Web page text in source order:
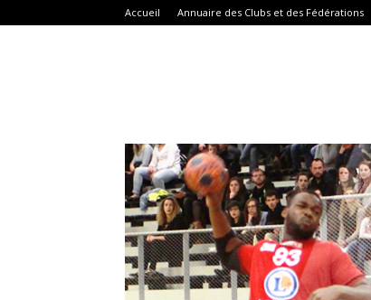
Accueil Annuaire des Clubs et des Fédérations